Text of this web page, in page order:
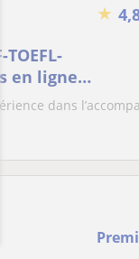
★
en ligne
dans